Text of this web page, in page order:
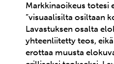
Markkinaoikeus totesi
”visuaalisilta osiltaan
Lavastuksen osalta
yhteenliitetty teos,
erottaa muusta